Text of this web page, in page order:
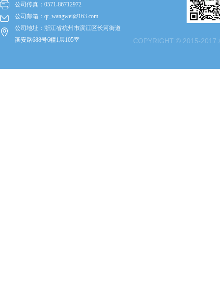
COPYRIGHT © 2015-2017
公司传真：0571-86712972
公司邮箱 ： qt_wangwei@163.com
公司地址：浙江省杭州市滨江区长河街道
滨安路688号6幢1层105室